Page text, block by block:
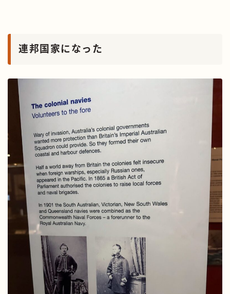
連邦国家になった